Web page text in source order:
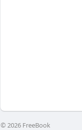
© 2026 FreeBook